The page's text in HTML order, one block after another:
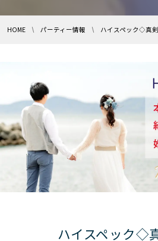
HOME パーティー情報 ハイスペック◇真
ハイスペック◇